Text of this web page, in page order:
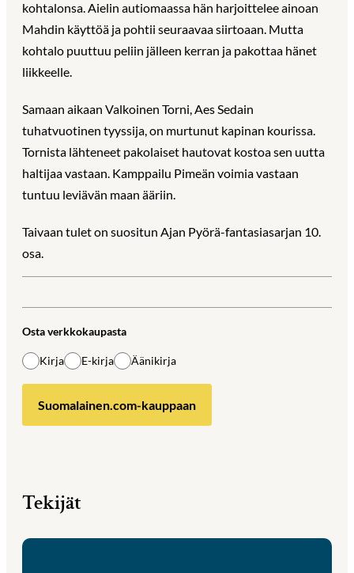
kohtalonsa. Aielin autiomaassa hän harjoittelee ainoan
Mahdin käyttöä ja pohtii seuraavaa siirtoaan. Mutta
kohtalo puuttuu peliin jälleen kerran ja pakottaa hänet
liikkeelle.
Samaan aikaan Valkoinen Torni, Aes Sedain
tuhatvuotinen tyyssija, on murtunut kapinan kourissa.
Tornista lähteneet pakolaiset hautovat kostoa sen uutta
haltijaa vastaan. Kamppailu Pimeän voimia vastaan
tuntuu leviävän maan ääriin.
Taivaan tulet on suositun Ajan Pyörä-fantasiasarjan 10.
osa.
Osta verkkokaupasta
Kirja E-kirja Äänikirja
Suomalainen.com-kauppaan
Tekijät